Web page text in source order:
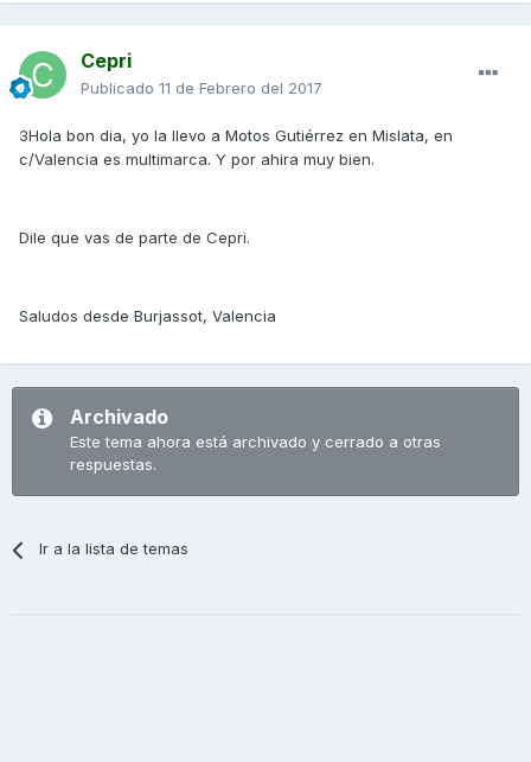
Cepri
Publicado 11 de Febrero del 2017
3Hola bon dia, yo la llevo a Motos Gutiérrez en Mislata, en
c/Valencia es multimarca. Y por ahira muy bien.
Dile que vas de parte de Cepri.
Saludos desde Burjassot, Valencia
Archivado
Este tema ahora está archivado y cerrado a otras
respuestas.
Ir a la lista de temas